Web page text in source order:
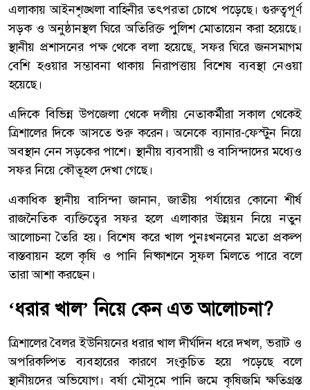
এলাকায় আইনশৃঙ্খলা বাহিনীর তৎপরতা চোখে পড়েছে। গুরুত্বপূর্ণ
সড়ক ও অনুষ্ঠানস্থল ঘিরে অতিরিক্ত পুলিশ মোতায়েন করা হয়েছে।
স্থানীয় প্রশাসনের পক্ষ থেকে বলা হয়েছে, সফর ঘিরে জনসমাগম
বেশি হওয়ার সম্ভাবনা থাকায় নিরাপত্তায় বিশেষ ব্যবস্থা নেওয়া
হয়েছে।
এদিকে বিভিন্ন উপজেলা থেকে দলীয় নেতাকর্মীরা সকাল থেকেই
ত্রিশালের দিকে আসতে শুরু করেন। অনেকে ব্যানার-ফেস্টুন নিয়ে
অবস্থান নেন সড়কের পাশে। স্থানীয় ব্যবসায়ী ও বাসিন্দাদের মধ্যেও
সফর নিয়ে কৌতূহল দেখা গেছে।
একাধিক স্থানীয় বাসিন্দা জানান, জাতীয় পর্যায়ের কোনো শীর্ষ
রাজনৈতিক ব্যক্তিত্বের সফর হলে এলাকার উন্নয়ন নিয়ে নতুন
আলোচনা তৈরি হয়। বিশেষ করে খাল পুনঃখননের মতো প্রকল্প
বাস্তবায়ন হলে কৃষি ও পানি নিষ্কাশনে সুফল মিলতে পারে বলে
তারা আশা করছেন।
‘ধরার খাল’ নিয়ে কেন এত আলোচনা?
ত্রিশালের বৈলর ইউনিয়নের ধরার খাল দীর্ঘদিন ধরে দখল, ভরাট ও
অপরিকল্পিত ব্যবহারের কারণে সংকুচিত হয়ে পড়েছে বলে
স্থানীয়দের অভিযোগ। বর্ষা মৌসুমে পানি জমে কৃষিজমি ক্ষতিগ্রস্ত